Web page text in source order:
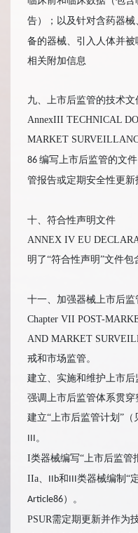
告）；以及针对含药器械
备的器械、引入人体并
相关附加信息
九、上市后监管的技术文
AnnexIII TECHNICAL
MARKET
86 编写上市后监管的文
管报告或定期安全性更新
十、符合性声明文件
ANNEX IV EU
明了“符合性声明”文件包
十一、加强器械上市后监
Chapter VII POST-
AND MARKET
戒和市场监管。
建立、实施和维护上市后
强调上市后监管体系贯穿
建立“上市后监管计划”（
III。
I类器械编写“上市后监管
IIa、 IIb和 III类器械编制“
Article86）。
PSUR需定期更新并作为